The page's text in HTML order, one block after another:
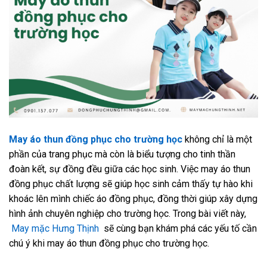
May áo thun đồng phục cho trường học không chỉ là một
phần của trang phục mà còn là biểu tượng cho tinh thần
đoàn kết, sự đồng đều giữa các học sinh. Việc may áo thun
đồng phục chất lượng sẽ giúp học sinh cảm thấy tự hào khi
khoác lên mình chiếc áo đồng phục, đồng thời giúp xây dựng
hình ảnh chuyên nghiệp cho trường học. Trong bài viết này,
May mặc Hưng Thịnh sẽ cùng bạn khám phá các yếu tố cần
chú ý khi may áo thun đồng phục cho trường học.